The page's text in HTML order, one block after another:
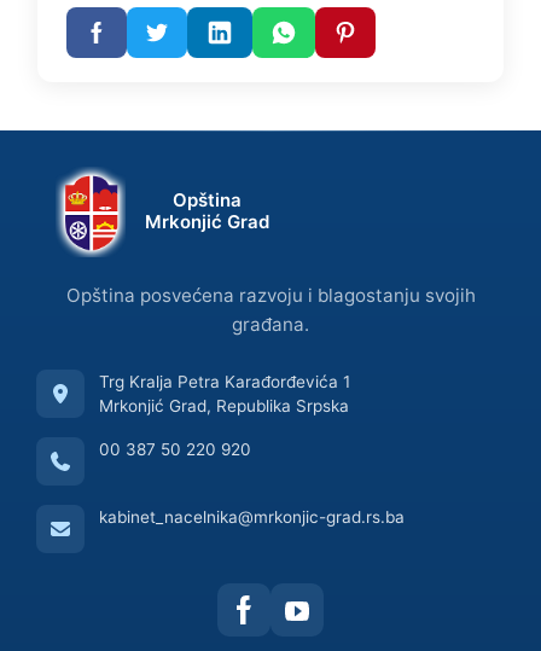
Opština
Mrkonjić Grad
Opština posvećena razvoju i blagostanju svojih
građana.
Trg Kralja Petra Karađorđevića 1
Mrkonjić Grad, Republika Srpska
00 387 50 220 920
kabinet_nacelnika@mrkonjic-grad.rs.ba